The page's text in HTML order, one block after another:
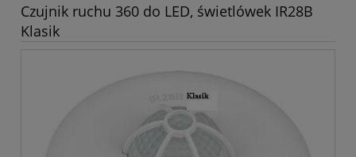
Czujnik ruchu 360 do LED, świetlówek IR28B
Klasik